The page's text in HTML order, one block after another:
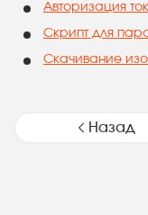
Авторизация
Скрипт для
Скачивание
Назад